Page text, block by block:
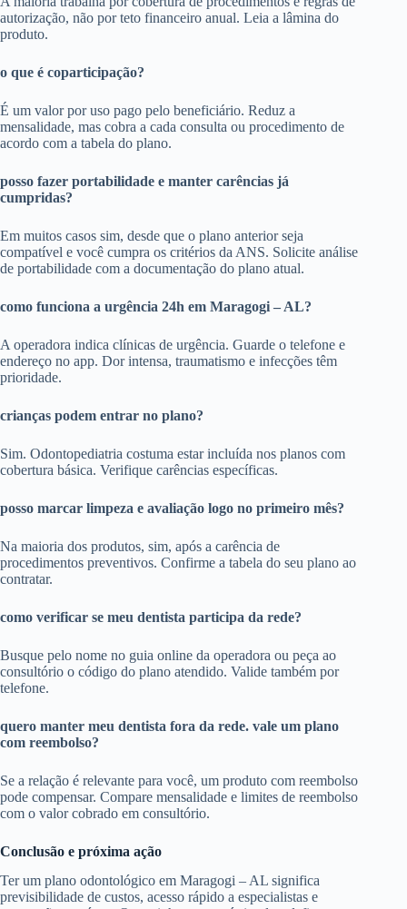
autorização, não por teto financeiro anual. Leia a lâmina do
produto.
o que é coparticipação?
É um valor por uso pago pelo beneficiário. Reduz a
mensalidade, mas cobra a cada consulta ou procedimento de
acordo com a tabela do plano.
posso fazer portabilidade e manter carências já
cumpridas?
Em muitos casos sim, desde que o plano anterior seja
compatível e você cumpra os critérios da ANS. Solicite análise
de portabilidade com a documentação do plano atual.
como funciona a urgência 24h em Maragogi – AL?
A operadora indica clínicas de urgência. Guarde o telefone e
endereço no app. Dor intensa, traumatismo e infecções têm
prioridade.
crianças podem entrar no plano?
Sim. Odontopediatria costuma estar incluída nos planos com
cobertura básica. Verifique carências específicas.
posso marcar limpeza e avaliação logo no primeiro mês?
Na maioria dos produtos, sim, após a carência de
procedimentos preventivos. Confirme a tabela do seu plano ao
contratar.
como verificar se meu dentista participa da rede?
Busque pelo nome no guia online da operadora ou peça ao
consultório o código do plano atendido. Valide também por
telefone.
quero manter meu dentista fora da rede. vale um plano
com reembolso?
Se a relação é relevante para você, um produto com reembolso
pode compensar. Compare mensalidade e limites de reembolso
com o valor cobrado em consultório.
Conclusão e próxima ação
Ter um plano odontológico em Maragogi – AL significa
previsibilidade de custos, acesso rápido a especialistas e